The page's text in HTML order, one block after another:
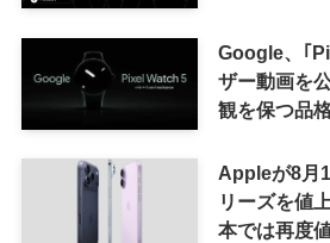
来の｢収益分
Google、｢
ザー動画を
観を保つ品
Appleが8月
リーズを値
本では再度